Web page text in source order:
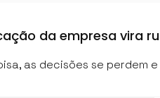
da empresa vira
as decisões se perdem